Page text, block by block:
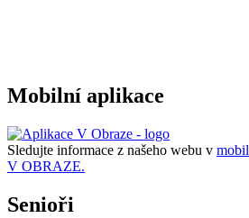
Mobilní aplikace
Sledujte informace z našeho webu v
V OBRAZE.
Senioři